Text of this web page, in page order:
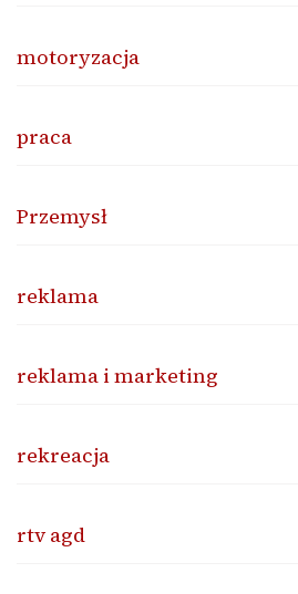
motoryzacja
praca
Przemysł
reklama
reklama i marketing
rekreacja
rtv agd